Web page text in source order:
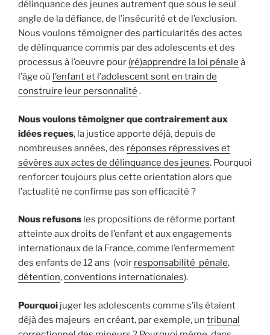
délinquance des jeunes autrement que sous le seul
angle de la défiance, de l’insécurité et de l’exclusion.
Nous voulons témoigner des particularités des actes
de délinquance commis par des adolescents et des
processus à l’oeuvre pour (ré)apprendre la loi pénale à
l’âge où l’enfant et l’adolescent sont en train de
construire leur personnalité .
Nous voulons témoigner que contrairement aux
idées reçues, la justice apporte déjà, depuis de
nombreuses années, des réponses répressives et
sévères aux actes de délinquance des jeunes. Pourquoi
renforcer toujours plus cette orientation alors que
l’actualité ne confirme pas son efficacité ?
Nous refusons les propositions de réforme portant
atteinte aux droits de l’enfant et aux engagements
internationaux de la France, comme l’enfermement
des enfants de 12 ans (voir responsabilité pénale,
détention,conventions internationales).
Pourquoi juger les adolescents comme s’ils étaient
déjà des majeurs en créant, par exemple, un tribunal